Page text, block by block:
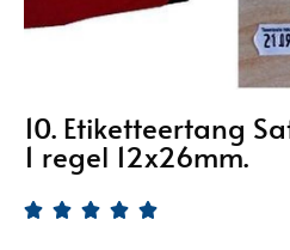
10. Etiketteertang
1 regel 12x26mm.
    